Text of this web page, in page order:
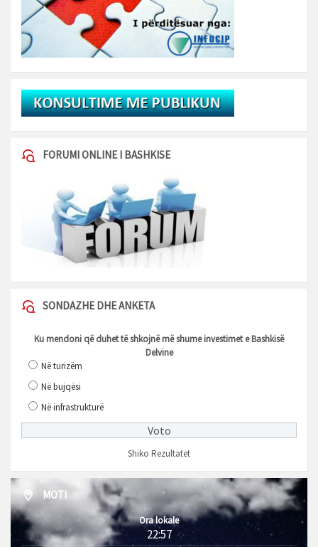
FORUMI ONLINE I BASHKISE
SONDAZHE DHE ANKETA
Ku mendoni që duhet të shkojnë më shume investimet e Bashkisë
Delvine
Në turizëm
Në bujqësi
Në infrastrukturë
Shiko Rezultatet
MOTI
Ora lokale
22:57